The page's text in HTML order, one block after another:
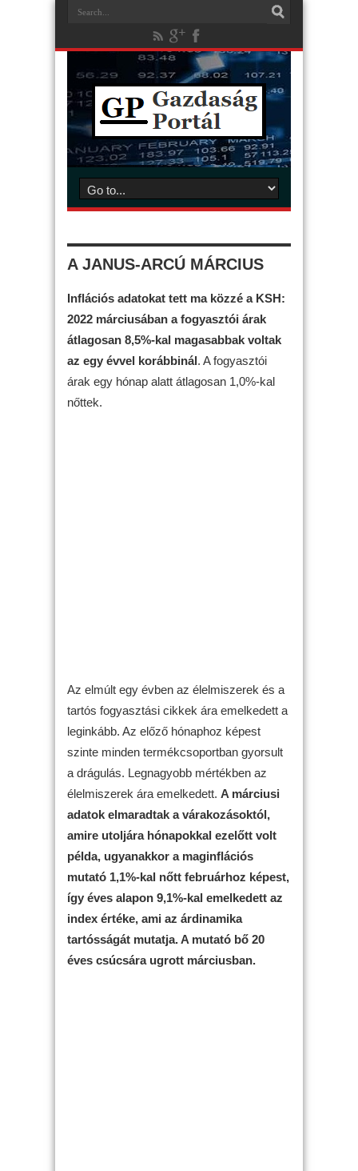
A JANUS-ARCÚ MÁRCIUS
Inflációs adatokat tett ma közzé a KSH:
2022 márciusában a fogyasztói árak
átlagosan 8,5%-kal magasabbak voltak
az egy évvel korábbinál. A fogyasztói
árak egy hónap alatt átlagosan 1,0%-kal
nőttek.
Az elmúlt egy évben az élelmiszerek és a
tartós fogyasztási cikkek ára emelkedett a
leginkább. Az előző hónaphoz képest
szinte minden termékcsoportban gyorsult
a drágulás. Legnagyobb mértékben az
élelmiszerek ára emelkedett. A márciusi
adatok elmaradtak a várakozásoktól,
amire utoljára hónapokkal ezelőtt volt
példa, ugyanakkor a maginflációs
mutató 1,1%-kal nőtt februárhoz képest,
így éves alapon 9,1%-kal emelkedett az
index értéke, ami az árdinamika
tartósságát mutatja. A mutató bő 20
éves csúcsára ugrott márciusban.